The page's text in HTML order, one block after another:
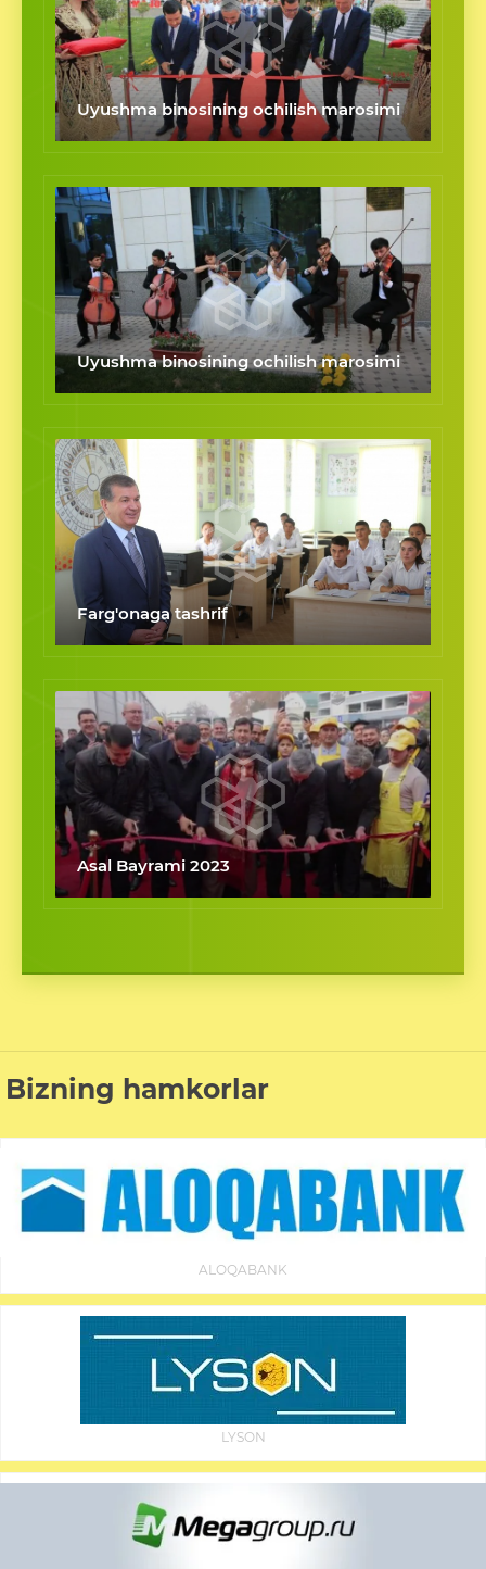
Uyushma binosining ochilish marosimi
Uyushma binosining ochilish marosimi
Farg'onaga tashrif
Asal Bayrami 2023
Bizning hamkorlar
ALOQABANK
LYSON